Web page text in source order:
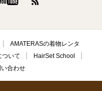
AMATERASの着物レンタ
ついて
HairSet School
い合わせ